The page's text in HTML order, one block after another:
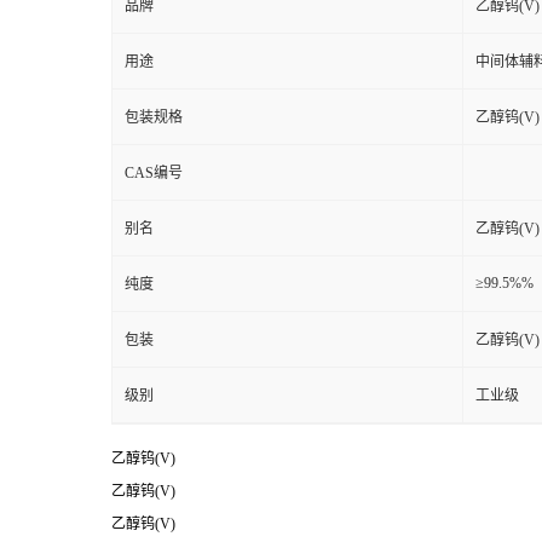
品牌 乙醇钨(V)
用途 中间体辅
包装规格 乙醇钨(V)
CAS编号
别名 乙醇钨(V)
纯度 ≥99.5%%
包装 乙醇钨(V)
级别 工业级
乙醇钨(V)
乙醇钨(V)
乙醇钨(V)